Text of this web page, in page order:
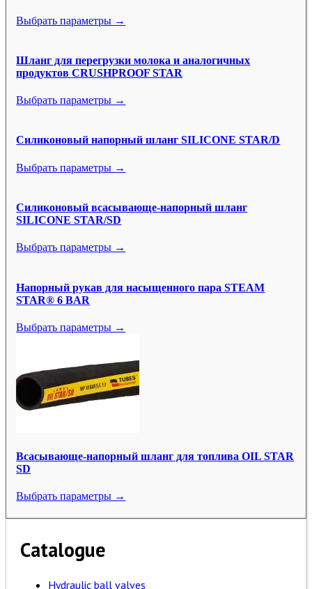
Выбрать параметры →
Шланг для перегрузки молока и аналогичных
продуктов CRUSHPROOF STAR
Выбрать параметры →
Силиконовый напорный шланг SILICONE STAR/D
Выбрать параметры →
Силиконовый всасывающе-напорный шланг
SILICONE STAR/SD
Выбрать параметры →
Напорный рукав для насыщенного пара STEAM
STAR® 6 BAR
Выбрать параметры →
Всасывающе-напорный шланг для топлива OIL STAR
SD
Выбрать параметры →
Catalogue
Hydraulic ball valves